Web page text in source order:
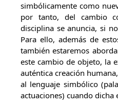
simbólicamente como
por tanto, del cambio
disciplina se anuncia, si
Para ello, además de
también estaremos
este cambio de objeto, la
auténtica creación
al lenguaje simbólico
actuaciones) cuando dicha